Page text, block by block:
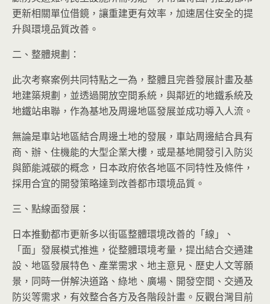
更新相關單位借鏡，讓重建更有效率，加速居住安全的提
升與環境品質改善。
二、整體規劃：
此次考察案例共同特點之一為，整體且完善發展計畫及基
地建築規劃，並透過開放空間系統，與鄰近的地鐵系統及
地鐵站串聯，作為基地及周邊地區發展並成功導入人流。
無論是車站地區結合周邊土地的發展，車站周邊結合具有
商、辦、住機能的大型企業大樓，或是基地開發引入防災
與節能減碳的概念，日本政府依各地區不同特性及條件，
採用合宜的開發策略達到改善都市環境品質。
三、點線面發展：
日本推動都市更新多以街區整體環境改善的「線」、
「面」發展模式推進，從整體環境考量，提出結合交通建
設、地區發展特色、產業需求、地主意見、歷史人文等願
景，同時一併解決道路、綠地、廣場、開發空間、交通及
防災等需求，有效整合各方及各階段計畫。反觀台灣目前